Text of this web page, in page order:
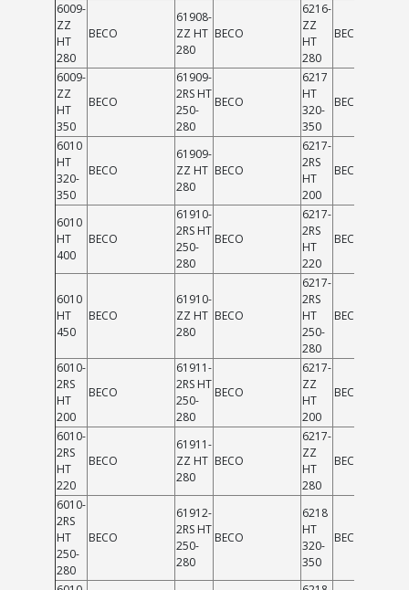
6009-
ZZ
HT
280
BECO
61908-
ZZ HT
280
BECO
6216-
ZZ
HT
280
BECO
6009-
ZZ
HT
350
BECO
61909-
2RS HT
250-
280
BECO
6217
HT
320-
350
BECO
6010
HT
320-
350
BECO
61909-
ZZ HT
280
BECO
6217-
2RS
HT
200
BECO
6010
HT
400
BECO
61910-
2RS HT
250-
280
BECO
6217-
2RS
HT
220
BECO
6010
HT
450
BECO
61910-
ZZ HT
280
BECO
6217-
2RS
HT
250-
280
BECO
6010-
2RS
HT
200
BECO
61911-
2RS HT
250-
280
BECO
6217-
ZZ
HT
200
BECO
6010-
2RS
HT
220
BECO
61911-
ZZ HT
280
BECO
6217-
ZZ
HT
280
BECO
6010-
2RS
HT
250-
280
BECO
61912-
2RS HT
250-
280
BECO
6218
HT
320-
350
BECO